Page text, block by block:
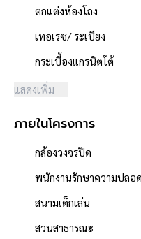
- ท่อน้ำดีภายในอาคาร
- ถังดักไขมัน
-บ่อพัก-ท่อน้ำทิ้งภายนอกอาคาร
- สายเมนไฟฟ้าภายนอกอาคาร
- สายดิน
- สวิสซ์ + เต้ารับ
- ดวงโคม + หลอดไฟ
- โครงการได้รับอนุญาตจัดสรร
- โครงการตั้งอยู่บนถนนสาย
ตกแต่งห้องโถง
เทอเรซ/ ระเบียง
กระเบื้องแกรนิตโต้
แสดงเพิ่ม
ภายในโครงการ
กล้องวงจรปิด
พนักงานรักษาความปลอ
สนามเด็กเล่น
สวนสาธารณะ